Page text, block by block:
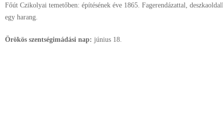
Főút Czikolyai temetőben: építésének éve 1865. Fagerendázattal,
egy harang.
Örökös szentségimádási nap: június 18.